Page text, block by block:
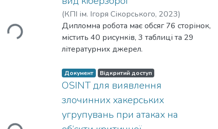
Вантажиться... (КПІ ім. Ігоря Сікорського, 2023)
Прищепа, Максим Олександрович;
Качинський, А. Б.
Дипломна робота має обсяг 76 сторінок,
містить 40 рисунків, 3 таблиці та 29
літературних джерел.
комплексне явище.
Предмет дослідження: вивчення та
аналіз Deepfake технологій, їх
потенціалу для створення фальшивих
зображень, відео- та аудіозаписів, а
Вантажиться...
Документ Відкритий доступ
OSINT для виявлення
злочинних хакерських
угрупувань при атаках на